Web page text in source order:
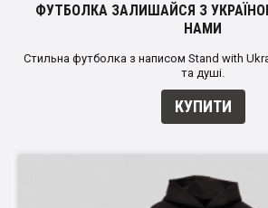
ФУТБОЛКА ЗАЛИШАЙСЯ З
НАМИ
Стильна футболка з написом Stand with
та душі.
КУПИТИ